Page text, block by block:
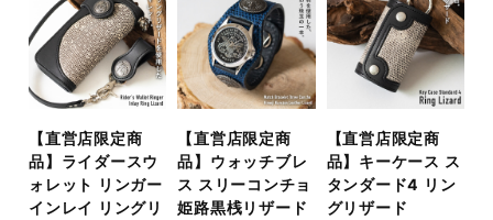
【直営店限定商
品】ライダースウ
ォレット リンガー
インレイ リングリ
【直営店限定商
品】ウォッチブレ
ス スリーコンチョ
姫路黒桟リザード
【直営店限定商
品】キーケース ス
タンダード4 リン
グリザード